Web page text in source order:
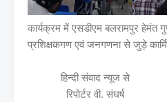
कार्यक्रम में एसडीएम बलरामपुर हेमंत
प्रशिक्षकगण एवं जनगणना से जुड़े
हिन्दी संवाद न्यूज से
रिपोर्टर वी. संघर्ष